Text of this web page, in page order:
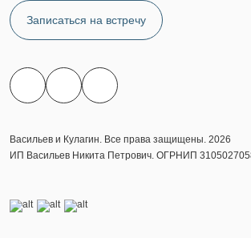
Записаться на встречу
Васильев и Кулагин. Все права защищены. 2026
ИП Васильев Никита Петрович. ОГРНИП